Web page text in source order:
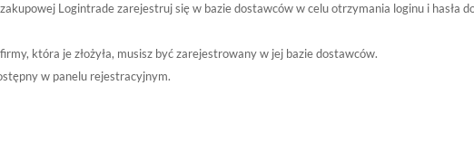
Logintrade zarejestruj się w bazie dostawców w celu otrzymania loginu i
która je złożyła, musisz być zarejestrowany w jej bazie dostawców.
w panelu rejestracyjnym.